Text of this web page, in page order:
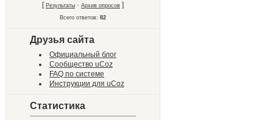
[ Результаты · Архив опросов ]
Всего ответов: 82
Друзья сайта
Официальный блог
Сообщество uCoz
FAQ по системе
Инструкции для uCoz
Статистика